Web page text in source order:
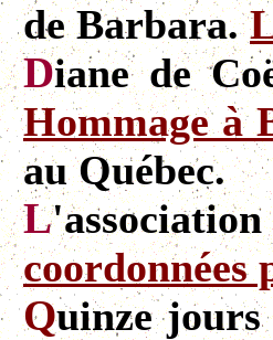
de Barbara.
Diane de
Hommage à
au Québec.
L
coordonnées
Quinze jours